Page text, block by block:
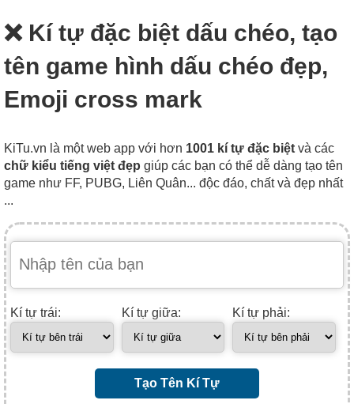
❌ Kí tự đặc biệt dấu chéo, tạo
tên game hình dấu chéo đẹp,
Emoji cross mark
KiTu.vn là một web app với hơn 1001 kí tự đặc biệt và các
chữ kiểu tiếng việt đẹp giúp các bạn có thể dễ dàng tạo tên
game như FF, PUBG, Liên Quân... độc đáo, chất và đẹp nhất
...
Kí tự trái: Kí tự giữa: Kí tự phải:
Tạo Tên Kí Tự